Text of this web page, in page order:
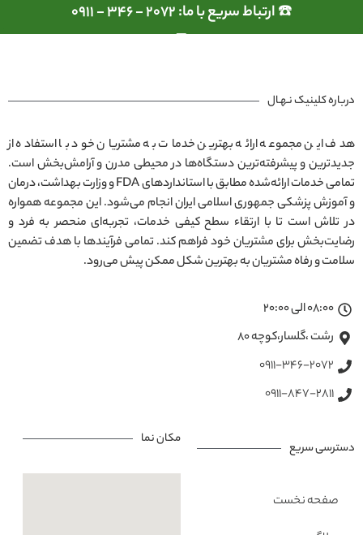
☎️ ارتباط سریع با ما: 2072 - 346 - 0911
درباره کلینیک نـهـال
هدف این مجموعه ارائه بهترین خدمات به مشتریان خود با استفاده از
جدیدترین و پیشرفته‌ترین دستگاه‌ها در محیطی مدرن و آرامش‌بخش است.
تمامی خدمات ارائه‌شده مطابق با استانداردهای FDA و وزارت بهداشت، درمان
و آموزش پزشکی جمهوری اسلامی ایران انجام می‌شود. این مجموعه همواره
در تلاش است تا با ارتقاء سطح کیفی خدمات، تجربه‌ای منحصر به فرد و
رضایت‌بخش برای مشتریان خود فراهم کند. تمامی فرآیندها با هدف تضمین
سلامت و رفاه مشتریان به بهترین شکل ممکن پیش می‌رود.
08:00 الی 20:00
رشت ،گلسار،کوچه ۸۰
0911-346-2072
0911-847-2811
دسترسی سریع
صفحه نخست
مکان نما